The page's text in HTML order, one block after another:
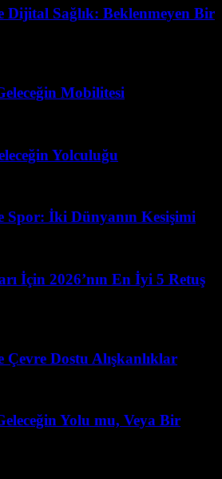
Sağlık: Beklenmeyen Bir
Mobilitesi
Yolculuğu
İki Dünyanın Kesişimi
İçin 2026’nın En İyi 5 Retuş
Dostu Alışkanlıklar
Yolu mu, Veya Bir